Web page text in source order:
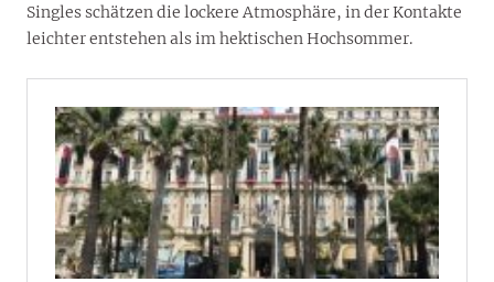
Singles schätzen die lockere Atmosphäre, in der Kontakte
leichter entstehen als im hektischen Hochsommer.